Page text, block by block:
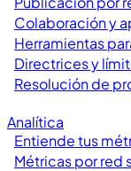
Colaboración y
Herramientas
Directrices y
Resolución de
Analítica
Entiende tus
Métricas por red